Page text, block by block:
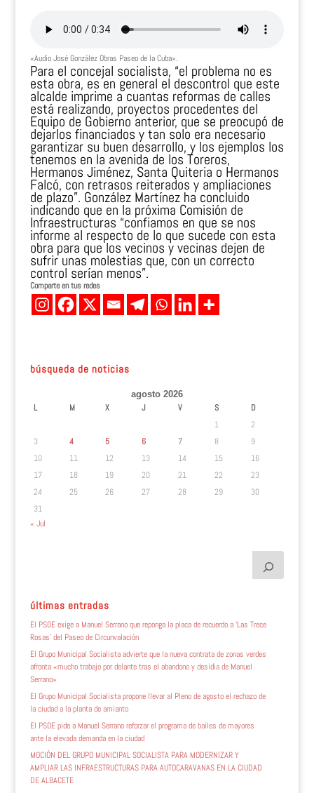
«Audio José González Obras Paseo de la Cuba».
Para el concejal socialista, “el problema no es
esta obra, es en general el descontrol que este
alcalde imprime a cuantas reformas de calles
está realizando, proyectos procedentes del
Equipo de Gobierno anterior, que se preocupó de
dejarlos financiados y tan solo era necesario
garantizar su buen desarrollo, y los ejemplos los
tenemos en la avenida de los Toreros,
Hermanos Jiménez, Santa Quiteria o Hermanos
Falcó, con retrasos reiterados y ampliaciones
de plazo”. González Martínez ha concluido
indicando que en la próxima Comisión de
Infraestructuras “confiamos en que se nos
informe al respecto de lo que sucede con esta
obra para que los vecinos y vecinas dejen de
sufrir unas molestias que, con un correcto
control serían menos”.
Comparte en tus redes
búsqueda de noticias
agosto 2026
L M X J V S
D
1
2
3
4 5 6 7 8
9
10
11 12 13 14 15
16
17
18 19 20 21 22
23
24
25 26 27 28 29
30
31
« Jul
últimas entradas
El PSOE exige a Manuel Serrano que reponga la placa de recuerdo a ‘Las Trece
Rosas’ del Paseo de Circunvalación
El Grupo Municipal Socialista advierte que la nueva contrata de zonas verdes
afronta «mucho trabajo por delante tras el abandono y desidia de Manuel
Serrano»
El Grupo Municipal Socialista propone llevar al Pleno de agosto el rechazo de
la ciudad a la planta de amianto
El PSOE pide a Manuel Serrano reforzar el programa de bailes de mayores
ante la elevada demanda en la ciudad
MOCIÓN DEL GRUPO MUNICIPAL SOCIALISTA PARA MODERNIZAR Y
AMPLIAR LAS INFRAESTRUCTURAS PARA AUTOCARAVANAS EN LA CIUDAD
DE ALBACETE